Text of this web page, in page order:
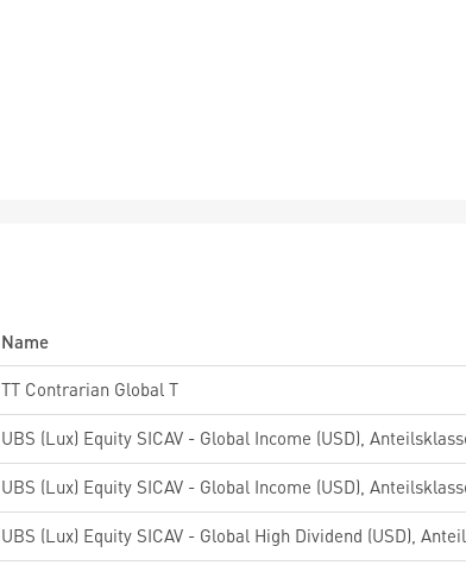
Name
TT Contrarian Global T
UBS (Lux) Equity SICAV - Global Income (USD),